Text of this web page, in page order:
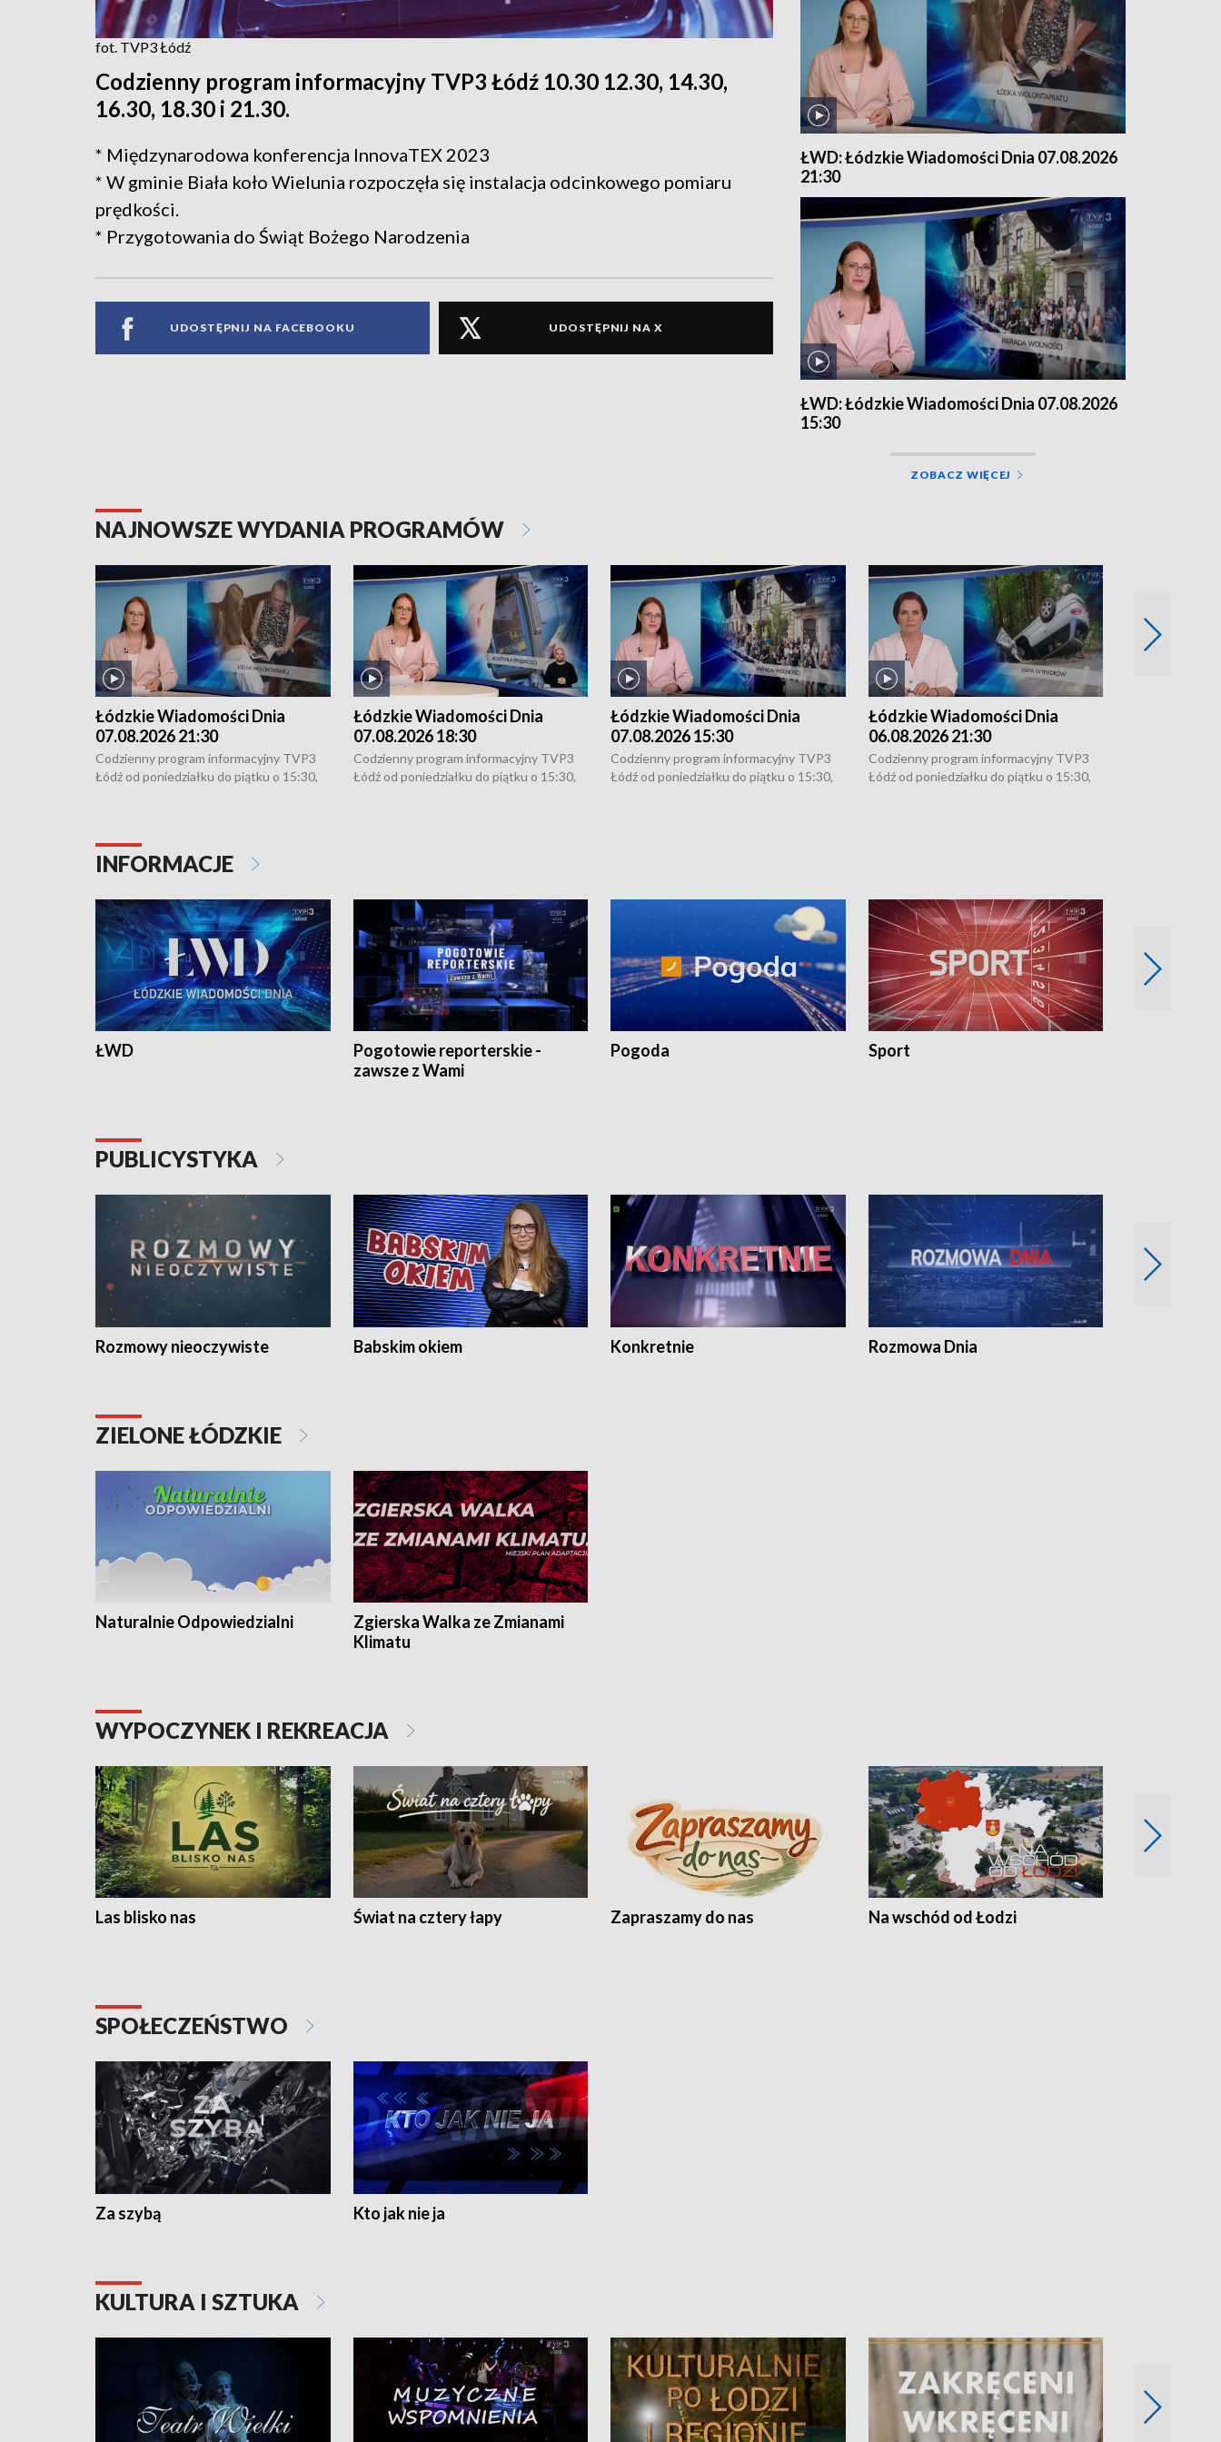
fot. TVP3 Łódź
Codzienny program informacyjny TVP3 Łódź 10.30 12.30, 14.30,
16.30, 18.30 i 21.30.
* Międzynarodowa konferencja InnovaTEX 2023
* W gminie Biała koło Wielunia rozpoczęła się instalacja odcinkowego pomiaru
prędkości.
* Przygotowania do Świąt Bożego Narodzenia
UDOSTĘPNIJ NA FACEBOOKU UDOSTĘPNIJ NA X
ŁWD: Łódzkie Wiadomości Dnia 07.08.2026
21:30
ŁWD: Łódzkie Wiadomości Dnia 07.08.2026
15:30
ZOBACZ WIĘCEJ
NAJNOWSZE WYDANIA PROGRAMÓW
Łódzkie Wiadomości Dnia
07.08.2026 21:30
Codzienny program informacyjny TVP3
Łódź od poniedziałku do piątku o 15:30,
Łódzkie Wiadomości Dnia
07.08.2026 18:30
Codzienny program informacyjny TVP3
Łódź od poniedziałku do piątku o 15:30,
Łódzkie Wiadomości Dnia
07.08.2026 15:30
Codzienny program informacyjny TVP3
Łódź od poniedziałku do piątku o 15:30,
Łódzkie Wiadomości Dnia
06.08.2026 21:30
Codzienny program informacyjny TVP3
Łódź od poniedziałku do piątku o 15:30,
INFORMACJE
ŁWD
Pogotowie reporterskie -
zawsze z Wami
Pogoda Sport
PUBLICYSTYKA
Rozmowy nieoczywiste Babskim okiem Konkretnie Rozmowa Dnia
ZIELONE ŁÓDZKIE
Naturalnie Odpowiedzialni
Zgierska Walka ze Zmianami
Klimatu
WYPOCZYNEK I REKREACJA
Las blisko nas Świat na cztery łapy Zapraszamy do nas Na wschód od Łodzi
SPOŁECZEŃSTWO
Za szybą Kto jak nie ja
KULTURA I SZTUKA